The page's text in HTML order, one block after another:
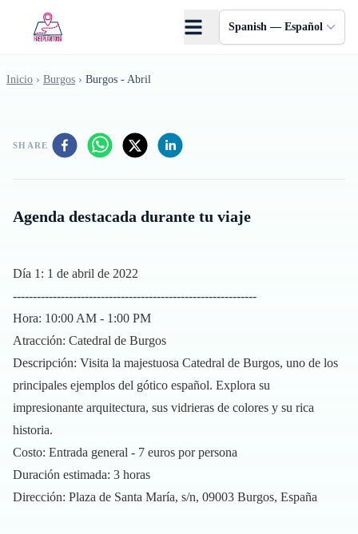
Spanish — Español
Inicio › Burgos › Burgos - Abril
SHARE
Agenda destacada durante tu viaje
Día 1: 1 de abril de 2022
-------------------------------------------------------------
Hora: 10:00 AM - 1:00 PM
Atracción: Catedral de Burgos
Descripción: Visita la majestuosa Catedral de Burgos, uno de los
principales ejemplos del gótico español. Explora su
impresionante arquitectura, sus vidrieras de colores y su rica
historia.
Costo: Entrada general - 7 euros por persona
Duración estimada: 3 horas
Dirección: Plaza de Santa María, s/n, 09003 Burgos, España